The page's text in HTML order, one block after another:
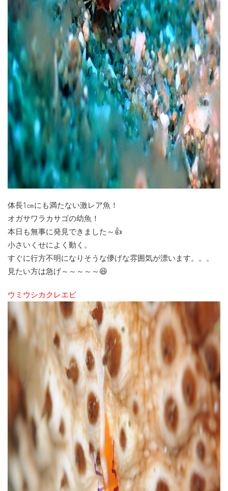
体長1㎝にも満たない激レア魚！
オガサワラカサゴの幼魚！
本日も無事に発見できました～👍
小さいくせによく動く。
すぐに行方不明になりそうな儚げな雰囲気が漂います。。。
見たい方は急げ～～～～～😆
ウミウシカクレエビ